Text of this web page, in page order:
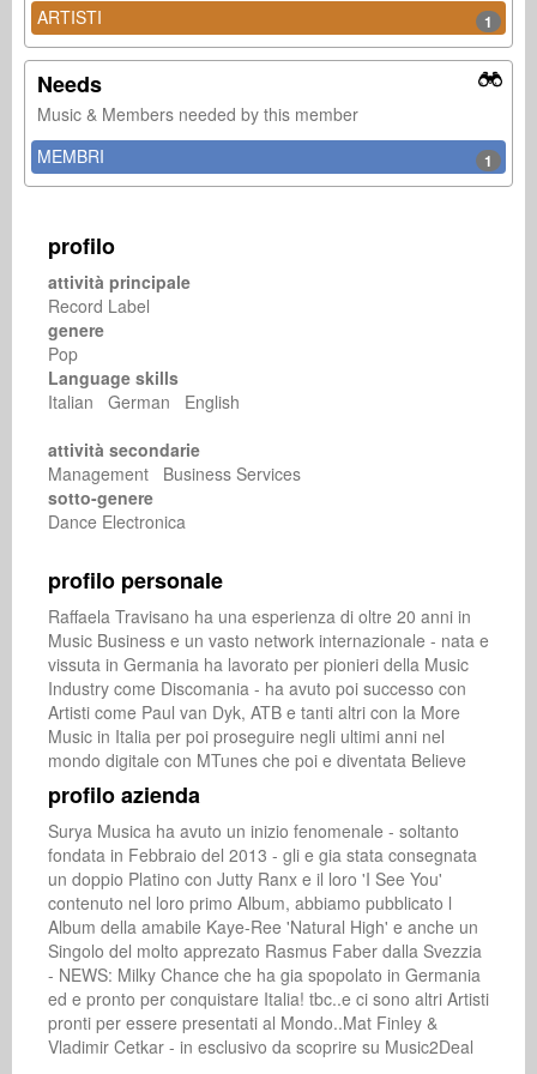
ARTISTI 1
Needs
Music & Members needed by this member
MEMBRI
1
profilo
attività principale
Record Label
genere
Pop
Language skills
Italian German English
attività secondarie
Management Business Services
sotto-genere
Dance Electronica
profilo personale
Raffaela Travisano ha una esperienza di oltre 20 anni in
Music Business e un vasto network internazionale - nata e
vissuta in Germania ha lavorato per pionieri della Music
Industry come Discomania - ha avuto poi successo con
Artisti come Paul van Dyk, ATB e tanti altri con la More
Music in Italia per poi proseguire negli ultimi anni nel
mondo digitale con MTunes che poi e diventata Believe
profilo azienda
Surya Musica ha avuto un inizio fenomenale - soltanto
fondata in Febbraio del 2013 - gli e gia stata consegnata
un doppio Platino con Jutty Ranx e il loro 'I See You'
contenuto nel loro primo Album, abbiamo pubblicato l
Album della amabile Kaye-Ree 'Natural High' e anche un
Singolo del molto apprezato Rasmus Faber dalla Svezzia
- NEWS: Milky Chance che ha gia spopolato in Germania
ed e pronto per conquistare Italia! tbc..e ci sono altri Artisti
pronti per essere presentati al Mondo..Mat Finley &
Vladimir Cetkar - in esclusivo da scoprire su Music2Deal